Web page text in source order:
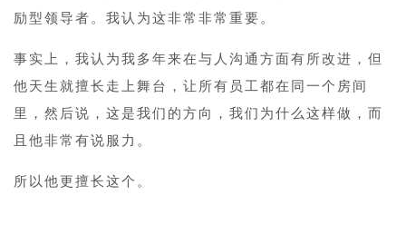
励型领导者。我认为这非常非常重要。
事实上，我认为我多年来在与人沟通方面有所改进，但
他天生就擅长走上舞台，让所有员工都在同一个房间
里，然后说，这是我们的方向，我们为什么这样做，而
且他非常有说服力。
所以他更擅长这个。